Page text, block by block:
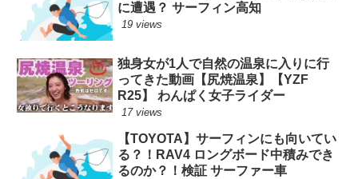
に遭遇？ サーフィン高知
19 views
独身女が1人で自然の温泉に入りに行
ってきた動画【尻焼温泉】【YZF
R25】 わんぱく女子ライダー
17 views
【TOYOTA】サーフィンにも向いてい
る？！RAV4 ロングボード中積みでき
るのか？！検証 サーファー車